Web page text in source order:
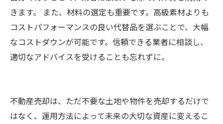
きます。 また、材料の選定も重要です。高級素材よりも
コストパフォーマンスの良い代替品を選ぶことで、大幅
なコストダウンが可能です。信頼できる業者に相談し、
適切なアドバイスを受けることも忘れずに。
不動産売却は、ただ不要な土地や物件を売却するだけで
はなく、運用方法によって未来の大切な資産に変えるこ